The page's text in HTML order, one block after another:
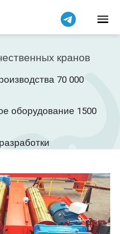
кранов
70 000
оборудование 1500